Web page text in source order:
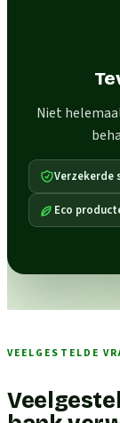
Niet
Verzekerde
Eco
VEELGESTELDE